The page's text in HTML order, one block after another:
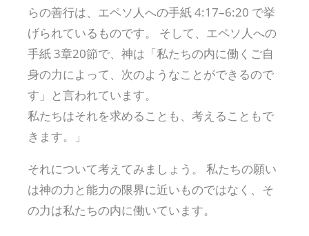
らの善行は、エペソ人への手紙 4:17–6:20 で挙
げられているものです。 そして、エペソ人への
手紙 3章20節で、神は「私たちの内に働くご自
身の力によって、次のようなことができるので
す」と言われています。
私たちはそれを求めることも、考えることもで
きます。」
それについて考えてみましょう。 私たちの願い
は神の力と能力の限界に近いものではなく、そ
の力は私たちの内に働いています。